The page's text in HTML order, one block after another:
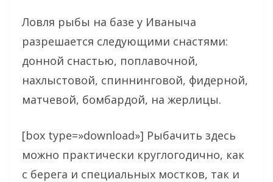
Ловля рыбы на базе у Иваныча
разрешается следующими снастями:
донной снастью, поплавочной,
нахлыстовой, спиннинговой, фидерной,
матчевой, бомбардой, на жерлицы.
[box type=»download»] Рыбачить здесь
можно практически круглогодично, как
с берега и специальных мостков, так и